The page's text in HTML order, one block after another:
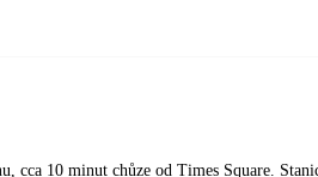
cca 10 minut chůze od Times Square.